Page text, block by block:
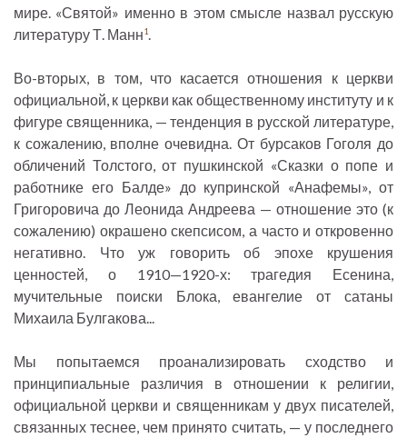
мире. «Святой» именно в этом смысле назвал русскую
литературу Т. Манн1.
Во-вторых, в том, что касается отношения к церкви
официальной, к церкви как общественному институту и к
фигуре священника, — тенденция в русской литературе,
к сожалению, вполне очевидна. От бурсаков Гоголя до
обличений Толстого, от пушкинской «Сказки о попе и
работнике его Балде» до купринской «Анафемы», от
Григоровича до Леонида Андреева — отношение это (к
сожалению) окрашено скепсисом, а часто и откровенно
негативно. Что уж говорить об эпохе крушения
ценностей, о 1910—1920-х: трагедия Есенина,
мучительные поиски Блока, евангелие от сатаны
Михаила Булгакова...
Мы попытаемся проанализировать сходство и
принципиальные различия в отношении к религии,
официальной церкви и священникам у двух писателей,
связанных теснее, чем принято считать, — у последнего